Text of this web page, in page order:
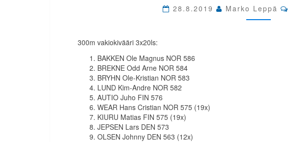
NELJÄN
KÄRKI,
28.8.2019 Marko Leppä
300m vakiokivääri 3x20ls:
BAKKEN Ole Magnus NOR 586
BREKNE Odd Arne NOR 584
BRYHN Ole-Kristian NOR 583
LUND Kim-Andre NOR 582
AUTIO Juho FIN 576
WEAR Hans Cristian NOR 575 (19x)
KIURU Matias FIN 575 (19x)
JEPSEN Lars DEN 573
OLSEN Johnny DEN 563 (12x)